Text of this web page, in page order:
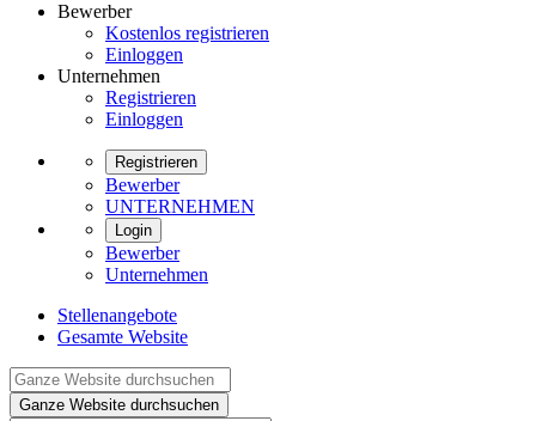
Bewerber
Kostenlos registrieren
Einloggen
Unternehmen
Registrieren
Einloggen
Registrieren
Bewerber
UNTERNEHMEN
Login
Bewerber
Unternehmen
Stellenangebote
Gesamte Website